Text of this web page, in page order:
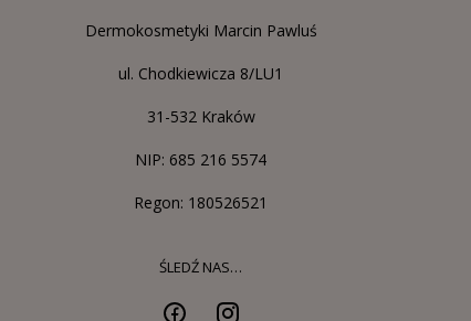
Dermokosmetyki Marcin Pawluś
ul. Chodkiewicza 8/LU1
31-532 Kraków
NIP: 685 216 5574
Regon: 180526521
ŚLEDŹ NAS…